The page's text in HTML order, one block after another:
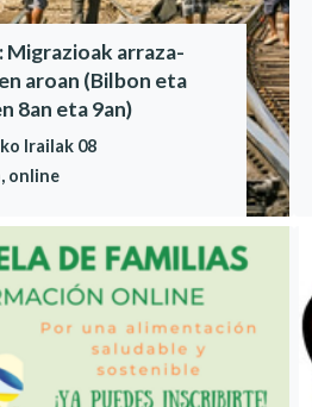
Migrazioak arraza-
aroan (Bilbon eta
8an eta 9an)
Irailak 08
online